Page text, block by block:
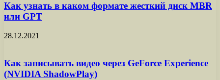
Как узнать в каком формате жесткий диск MBR
или GPT
28.12.2021
Как записывать видео через GeForce Experience
(NVIDIA ShadowPlay)